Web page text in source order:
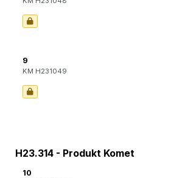
9
KM H231049
H23.314 - Produkt Komet
10